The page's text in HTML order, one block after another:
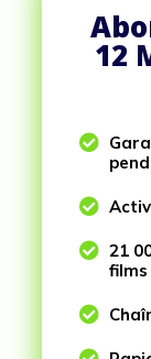
12


 21
films
